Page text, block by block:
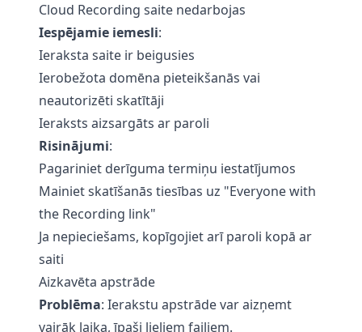
Cloud Recording saite nedarbojas
Iespējamie iemesli:
Ieraksta saite ir beigusies
Ierobežota domēna pieteikšanās vai
neautorizēti skatītāji
Ieraksts aizsargāts ar paroli
Risinājumi:
Pagariniet derīguma termiņu iestatījumos
Mainiet skatīšanās tiesības uz "Everyone with
the Recording link"
Ja nepieciešams, kopīgojiet arī paroli kopā ar
saiti
Aizkavēta apstrāde
Problēma: Ierakstu apstrāde var aizņemt
vairāk laika, īpaši lieliem failiem.